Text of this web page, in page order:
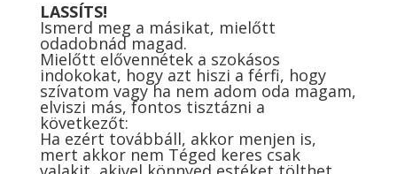
LASSÍTS!
Ismerd meg a másikat, mielőtt
odadobnád magad.
Mielőtt elővennétek a szokásos
indokokat, hogy azt hiszi a férfi, hogy
szívatom vagy ha nem adom oda magam,
elviszi más, fontos tisztázni a
következőt:
Ha ezért továbbáll, akkor menjen is,
mert akkor nem Téged keres csak